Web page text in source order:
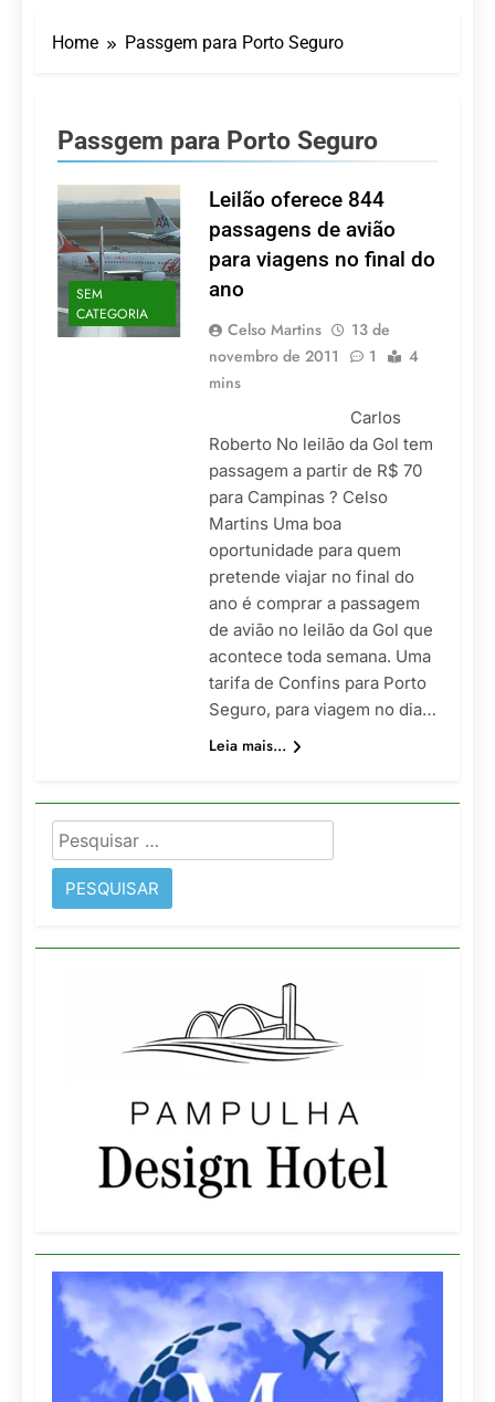
de operação do
5 De Agosto De 2026
em dezembro
Turismo na Serra
Salto Caveiras atrai
novos investimentos e
fortalece infraestrutura
5 De Agosto De 2026
Toda a Europa em Um
Só Lugar: Descubra as
Atrações do Parque
Mini-Europe
4 De Agosto De 2026
Por Dentro do Atomium:
Melhor Vista de
Bruxelas
Home Passgem para Porto Seguro
Passgem para Porto Seguro
SEM
CATEGORIA
Leilão oferece 844
passagens de avião
para viagens no final do
ano
Celso Martins
13 de
novembro de 2011
1
4
mins
Carlos
Roberto No leilão da Gol tem
passagem a partir de R$ 70
para Campinas ? Celso
Martins Uma boa
oportunidade para quem
pretende viajar no final do
ano é comprar a passagem
de avião no leilão da Gol que
acontece toda semana. Uma
tarifa de Confins para Porto
Seguro, para viagem no dia…
Leia mais...
Pesquisar
por: